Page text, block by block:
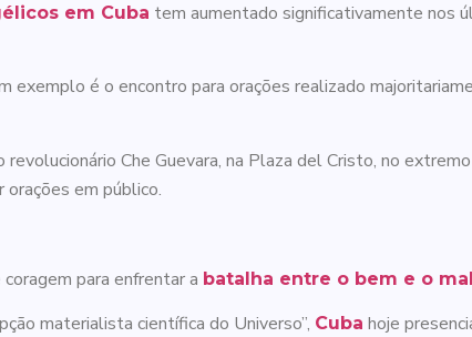
em Cuba tem aumentado significativamente nos
exemplo é o encontro para orações realizado
Che Guevara, na Plaza del Cristo, no
em público.
para enfrentar a batalha entre o bem e o mal
materialista científica do Universo”, Cuba hoje